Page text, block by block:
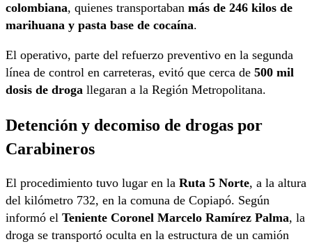
colombiana, quienes transportaban más de 246 kilos de
marihuana y pasta base de cocaína.
El operativo, parte del refuerzo preventivo en la segunda
línea de control en carreteras, evitó que cerca de 500 mil
dosis de droga llegaran a la Región Metropolitana.
Detención y decomiso de drogas por
Carabineros
El procedimiento tuvo lugar en la Ruta 5 Norte, a la altura
del kilómetro 732, en la comuna de Copiapó. Según
informó el Teniente Coronel Marcelo Ramírez Palma, la
droga se transportó oculta en la estructura de un camión